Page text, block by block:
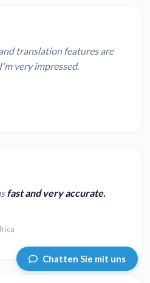
translation features are
very impressed.
fast and very accurate.
Chatten Sie mit uns